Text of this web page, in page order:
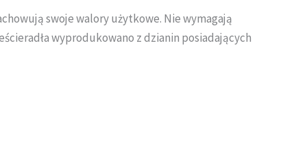
swoje walory użytkowe. Nie wymagają
wyprodukowano z dzianin posiadających